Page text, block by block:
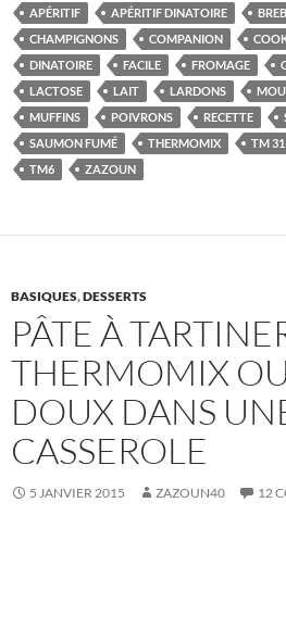
APÉRITIF APÉRITIF DINATOIRE
CHAMPIGNONS
COMPANION
DINATOIRE
FACILE FROMAGE
LACTOSE
LAIT LARDONS
MUFFINS
POIVRONS RECETTE
SAUMON FUMÉ
THERMOMIX TM 31
TM6
ZAZOUN
BASIQUES,DESSERTS
PÂTE À
THERMOMIX
DOUX DANS
CASSEROLE
5 JANVIER 2015 ZAZOUN40 12